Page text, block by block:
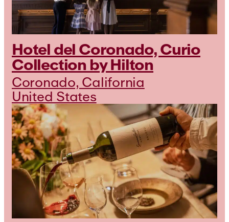
Hotel del Coronado, Curio
Collection by Hilton
Coronado, California
United States